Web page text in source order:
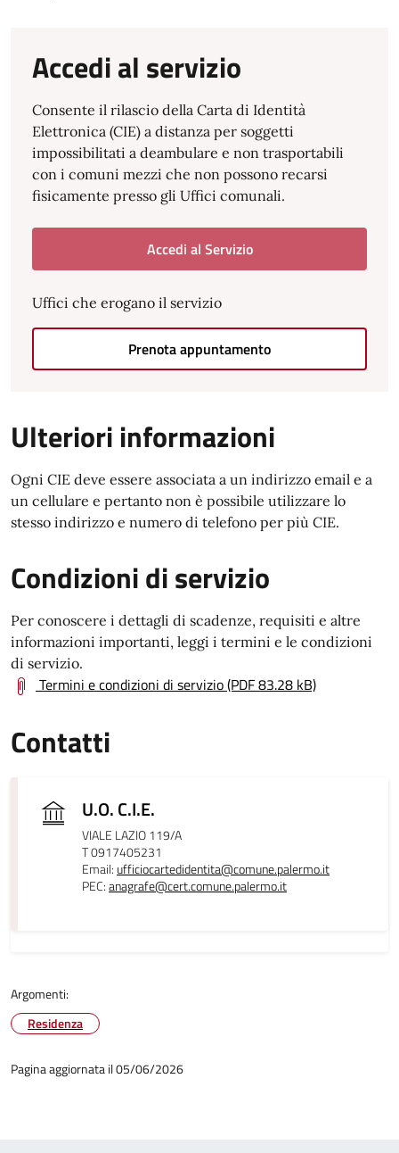
Accedi al servizio
Consente il rilascio della Carta di Identità
Elettronica (CIE) a distanza per soggetti
impossibilitati a deambulare e non trasportabili
con i comuni mezzi che non possono recarsi
fisicamente presso gli Uffici comunali.
Accedi al Servizio
Uffici che erogano il servizio
Prenota appuntamento
Ulteriori informazioni
Ogni CIE deve essere associata a un indirizzo email e a
un cellulare e pertanto non è possibile utilizzare lo
stesso indirizzo e numero di telefono per più CIE.
Condizioni di servizio
Per conoscere i dettagli di scadenze, requisiti e altre
informazioni importanti, leggi i termini e le condizioni
di servizio.
Termini e condizioni di servizio (PDF 83.28 kB)
Contatti
U.O. C.I.E.
VIALE LAZIO 119/A
T 0917405231
Email: ufficiocartedidentita@comune.palermo.it
PEC:anagrafe@cert.comune.palermo.it
Argomenti:
Residenza
Pagina aggiornata il 05/06/2026